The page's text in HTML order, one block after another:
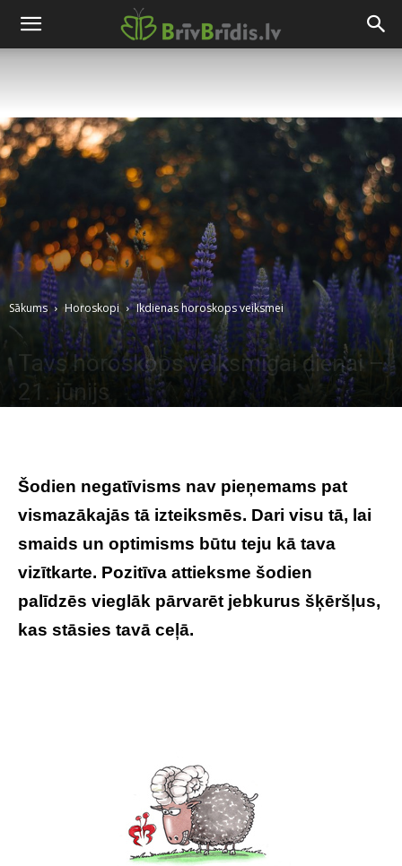
Sākums Horoskopi Ikdienas horoskops veiksmei
Tavs horoskops veiksmīgai dienai –
21. jūnijs
Šodien negatīvisms nav pieņemams pat
vismazākajās tā izteiksmēs. Dari visu tā, lai
smaids un optimisms būtu teju kā tava
vizītkarte. Pozitīva attieksme šodien
palīdzēs vieglāk pārvarēt jebkurus šķēršļus,
kas stāsies tavā ceļā.